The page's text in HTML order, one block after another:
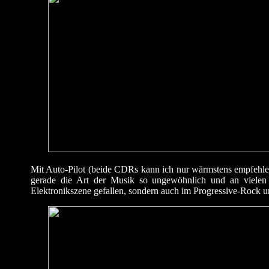
Mit Auto-Pilot (beide CDRs kann ich nur wärmstens
gerade die Art der Musik so ungewöhnlich und an
Elektronikszene gefallen, sondern auch im Progressive-Rock